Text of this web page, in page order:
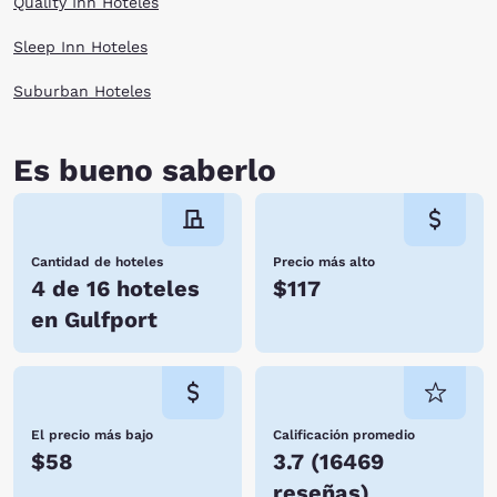
Sleep Inn Hoteles
Suburban Hoteles
Es bueno saberlo
Cantidad de hoteles
4 de 16 hoteles
en Gulfport
Precio más alto
$117
El precio más bajo
$58
Calificación promedio
3.7 (16469